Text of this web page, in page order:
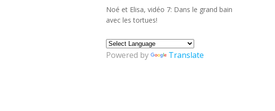
Noé et Elisa, vidéo 7: Dans le grand bain
avec les tortues!
Powered by Translate